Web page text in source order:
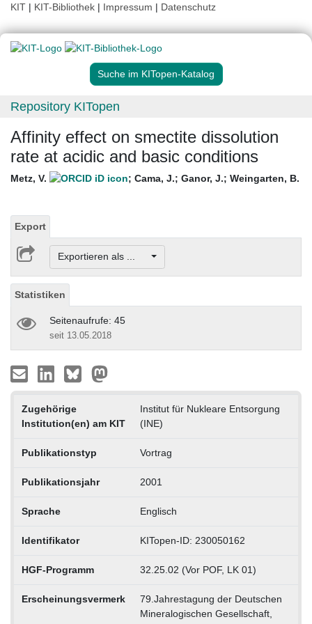
KIT | KIT-Bibliothek | Impressum | Datenschutz
Suche im KITopen-Katalog
Repository KITopen
Affinity effect on smectite dissolution
rate at acidic and basic conditions
Metz, V. ; Cama, J.; Ganor, J.; Weingarten, B.
Export
Exportieren als ...
Statistiken
Seitenaufrufe: 45
seit 13.05.2018
Zugehörige
Institution(en) am KIT
Institut für Nukleare Entsorgung
(INE)
Publikationstyp Vortrag
Publikationsjahr 2001
Sprache Englisch
Identifikator KITopen-ID: 230050162
HGF-Programm 32.25.02 (Vor POF, LK 01)
Erscheinungsvermerk
79.Jahrestagung der Deutschen
Mineralogischen Gesellschaft,